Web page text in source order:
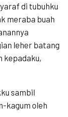
di tubuhku
meraba buah
leher batang
kepadaku,
sambil
kagum oleh